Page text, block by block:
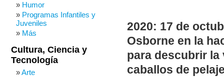
2020: 17 de
Osborne en la
para descubrir la
caballos de
Humor
Programas Infantiles y
Juveniles
Más
Cultura, Ciencia y
Tecnología
Arte